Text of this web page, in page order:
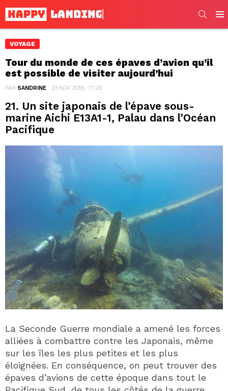
VOYAGE
Tour du monde de ces épaves d’avion qu’il
est possible de visiter aujourd’hui
PAR SANDRINE 23 NOV 2019, · 17:29
21. Un site japonais de l’épave sous-
marine Aichi E13A1-1, Palau dans l’Océan
Pacifique
La Seconde Guerre mondiale a amené les forces
alliées à combattre contre les Japonais, même
sur les îles les plus petites et les plus
éloignées. En conséquence, on peut trouver des
épaves d’avions de cette époque dans tout le